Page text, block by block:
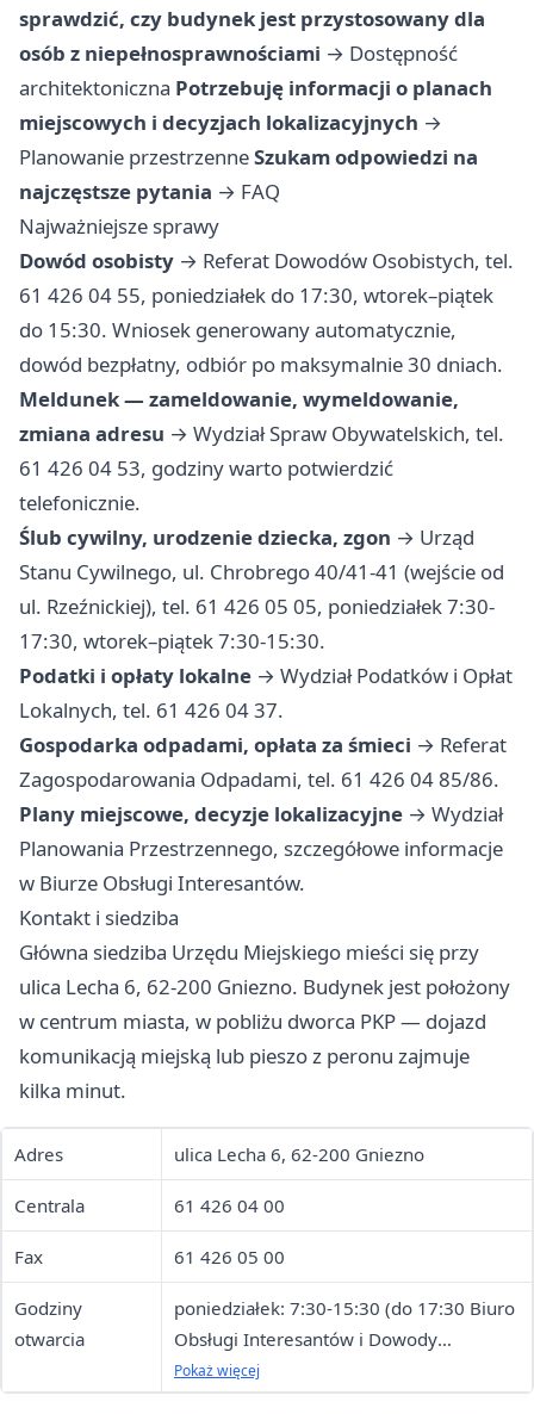
sprawdzić, czy budynek jest przystosowany dla
osób z niepełnosprawnościami → Dostępność
architektoniczna Potrzebuję informacji o planach
miejscowych i decyzjach lokalizacyjnych →
Planowanie przestrzenneSzukam odpowiedzi na
najczęstsze pytania → FAQ
Najważniejsze sprawy
Dowód osobisty → Referat Dowodów Osobistych, tel.
61 426 04 55, poniedziałek do 17:30, wtorek–piątek
do 15:30. Wniosek generowany automatycznie,
dowód bezpłatny, odbiór po maksymalnie 30 dniach.
Meldunek — zameldowanie, wymeldowanie,
zmiana adresu → Wydział Spraw Obywatelskich, tel.
61 426 04 53, godziny warto potwierdzić
telefonicznie.
Ślub cywilny, urodzenie dziecka, zgon → Urząd
Stanu Cywilnego, ul. Chrobrego 40/41-41 (wejście od
ul. Rzeźnickiej), tel. 61 426 05 05, poniedziałek 7:30-
17:30, wtorek–piątek 7:30-15:30.
Podatki i opłaty lokalne → Wydział Podatków i Opłat
Lokalnych, tel. 61 426 04 37.
Gospodarka odpadami, opłata za śmieci → Referat
Zagospodarowania Odpadami, tel. 61 426 04 85/86.
Plany miejscowe, decyzje lokalizacyjne → Wydział
Planowania Przestrzennego, szczegółowe informacje
w Biurze Obsługi Interesantów.
Kontakt i siedziba
Główna siedziba Urzędu Miejskiego mieści się przy
ulica Lecha 6, 62-200 Gniezno. Budynek jest położony
w centrum miasta, w pobliżu dworca PKP — dojazd
komunikacją miejską lub pieszo z peronu zajmuje
kilka minut.
Adres ulica Lecha 6, 62-200 Gniezno
Centrala 61 426 04 00
Fax 61 426 05 00
Godziny
otwarcia
poniedziałek: 7:30-15:30 (do 17:30 Biuro
Obsługi Interesantów i Dowody
Osobiste)
wtorek–piątek: 7:30-15:30
Pokaż więcej